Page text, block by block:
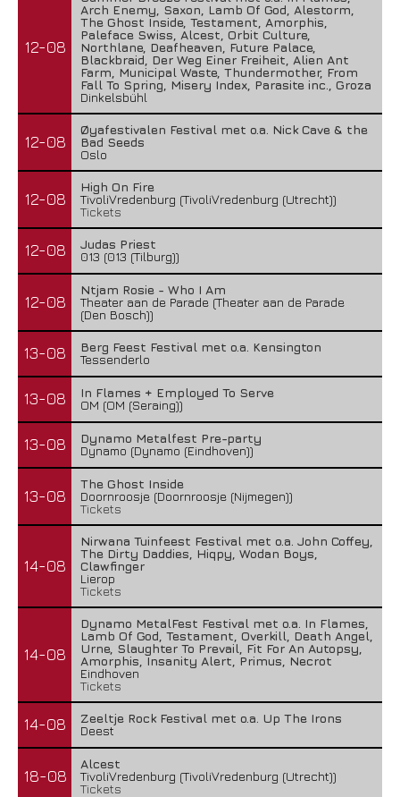
12-08
Arch Enemy, Saxon, Lamb Of God, Alestorm,
The Ghost Inside, Testament, Amorphis,
Paleface Swiss, Alcest, Orbit Culture,
Northlane, Deafheaven, Future Palace,
Blackbraid, Der Weg Einer Freiheit, Alien Ant
Farm, Municipal Waste, Thundermother, From
Fall To Spring, Misery Index, Parasite inc., Groza
Dinkelsbühl
12-08
Øyafestivalen Festival met o.a. Nick Cave & the
Bad Seeds
Oslo
12-08
High On Fire
TivoliVredenburg (TivoliVredenburg (Utrecht))
Tickets
12-08
Judas Priest
013 (013 (Tilburg))
12-08
Ntjam Rosie - Who I Am
Theater aan de Parade (Theater aan de Parade
(Den Bosch))
13-08
Berg Feest Festival met o.a. Kensington
Tessenderlo
13-08
In Flames + Employed To Serve
OM (OM (Seraing))
13-08
Dynamo Metalfest Pre-party
Dynamo (Dynamo (Eindhoven))
13-08
The Ghost Inside
Doornroosje (Doornroosje (Nijmegen))
Tickets
14-08
Nirwana Tuinfeest Festival met o.a. John Coffey,
The Dirty Daddies, Hiqpy, Wodan Boys,
Clawfinger
Lierop
Tickets
14-08
Dynamo MetalFest Festival met o.a. In Flames,
Lamb Of God, Testament, Overkill, Death Angel,
Urne, Slaughter To Prevail, Fit For An Autopsy,
Amorphis, Insanity Alert, Primus, Necrot
Eindhoven
Tickets
14-08
Zeeltje Rock Festival met o.a. Up The Irons
Deest
18-08
Alcest
TivoliVredenburg (TivoliVredenburg (Utrecht))
Tickets